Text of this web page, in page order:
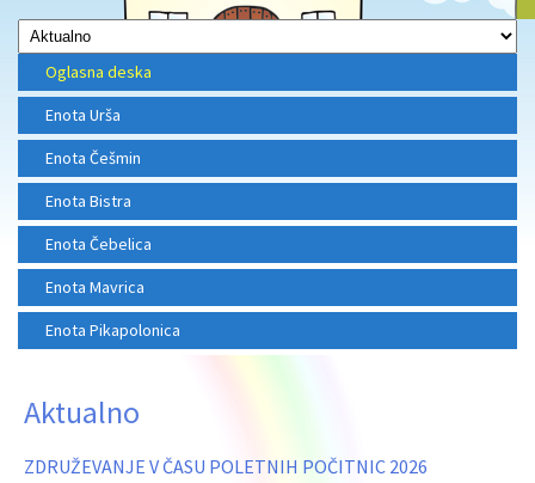
Oglasna deska
Enota Urša
Enota Češmin
Enota Bistra
Enota Čebelica
Enota Mavrica
Enota Pikapolonica
Aktualno
ZDRUŽEVANJE V ČASU POLETNIH POČITNIC 2026